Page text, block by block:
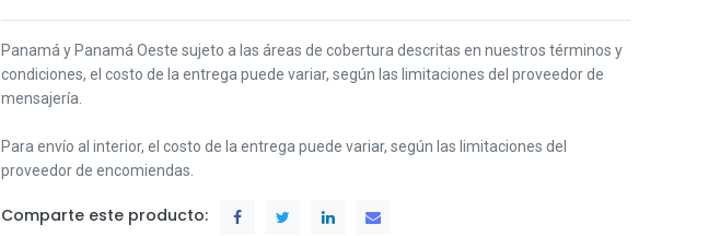
Panamá y Panamá Oeste sujeto a las áreas de cobertura descritas en nuestros términos y
condiciones, el costo de la entrega puede variar, según las limitaciones del proveedor de
mensajería.
Para envío al interior, el costo de la entrega puede variar, según las limitaciones del
proveedor de encomiendas.
Comparte este producto: